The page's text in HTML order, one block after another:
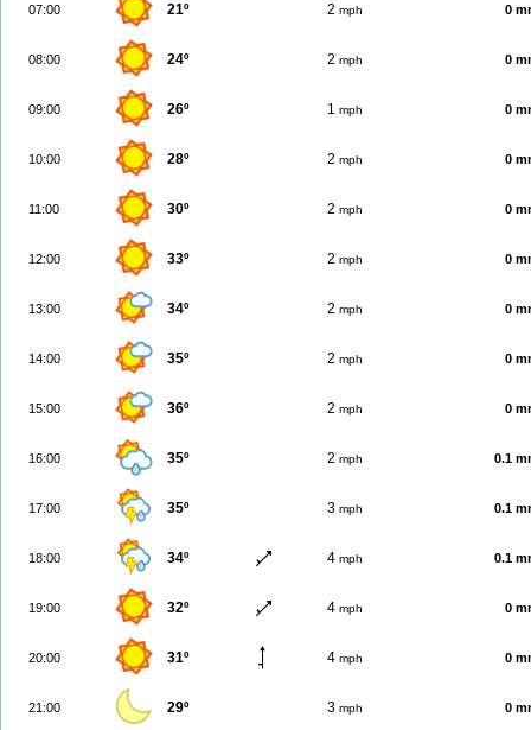
07:00 21º 2 mph 0
08:00 24º 2 mph 0
09:00 26º 1 mph 0
10:00 28º 2 mph 0
11:00 30º 2 mph 0
12:00 33º 2 mph 0
13:00 34º 2 mph 0
14:00 35º 2 mph 0
15:00 36º 2 mph 0
16:00 35º 2 mph 0.1
17:00 35º 3 mph 0.1
18:00 34º 4 mph 0.1
19:00 32º 4 mph 0
20:00 31º 4 mph 0
21:00 29º 3 mph 0